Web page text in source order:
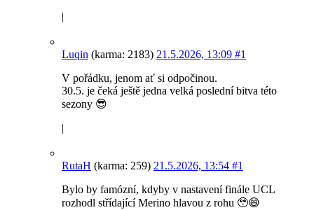
|
Luqin (karma: 2183) 21.5.2026, 13:09 #1
V pořádku, jenom ať si odpočinou.
30.5. je čeká ještě jedna velká poslední bitva této
sezony 😎
|
RutaH (karma: 259) 21.5.2026, 13:54 #1
Bylo by famózní, kdyby v nastavení finále UCL
rozhodl střídající Merino hlavou z rohu 🥹😄